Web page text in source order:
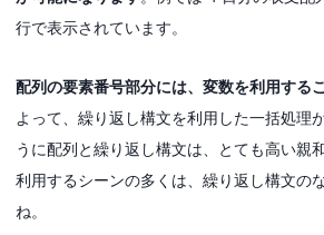
行で表示されています。
配列の要素番号部分には、変数を利用する
よって、繰り返し構文を利用した一括処理
うに配列と繰り返し構文は、とても高い親
利用するシーンの多くは、繰り返し構文の
ね。